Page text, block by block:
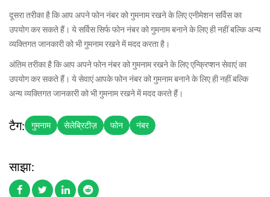
दूसरा तरीका है कि आप अपने फोन नंबर को गुमनाम रखने के लिए एनीमेशन सर्विस का
उपयोग कर सकते हैं। ये सर्विस सिर्फ फोन नंबर को गुमनाम बनाने के लिए ही नहीं बल्कि अन्य
व्यक्तिगत जानकारी को भी गुमनाम रखने में मदद करता है।
अंतिम तरीका है कि आप अपने फोन नंबर को गुमनाम रखने के लिए एन्क्रिप्शन सेवाएं का
उपयोग कर सकते हैं। ये सेवाएं आपके फोन नंबर को गुमनाम बनाने के लिए ही नहीं बल्कि
अन्य व्यक्तिगत जानकारी को भी गुमनाम रखने में मदद करते हैं।
टैग: गुमनाम सेलेब्रिटीज़ फोन नंबर
साझा: